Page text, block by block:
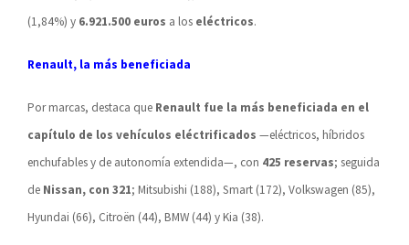
(1,84%) y 6.921.500 euros a los eléctricos.
Renault, la más beneficiada
Por marcas, destaca que Renault fue la más beneficiada en el
capítulo de los vehículos eléctrificados —eléctricos, híbridos
enchufables y de autonomía extendida—, con 425 reservas; seguida
de Nissan, con 321; Mitsubishi (188), Smart (172), Volkswagen (85),
Hyundai (66), Citroën (44), BMW (44) y Kia (38).